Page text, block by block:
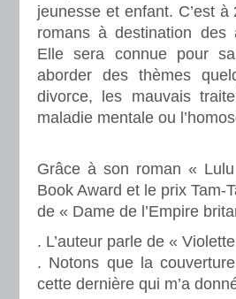
jeunesse et enfant. C’est
romans à destination des
Elle sera connue pour
aborder des thèmes
divorce, les mauvais
maladie mentale ou
Grâce à son roman «
Book Award et le prix Tam-
de « Dame de l’Empire
. L’auteur parle de «
. Notons que la
cette dernière qui m’a